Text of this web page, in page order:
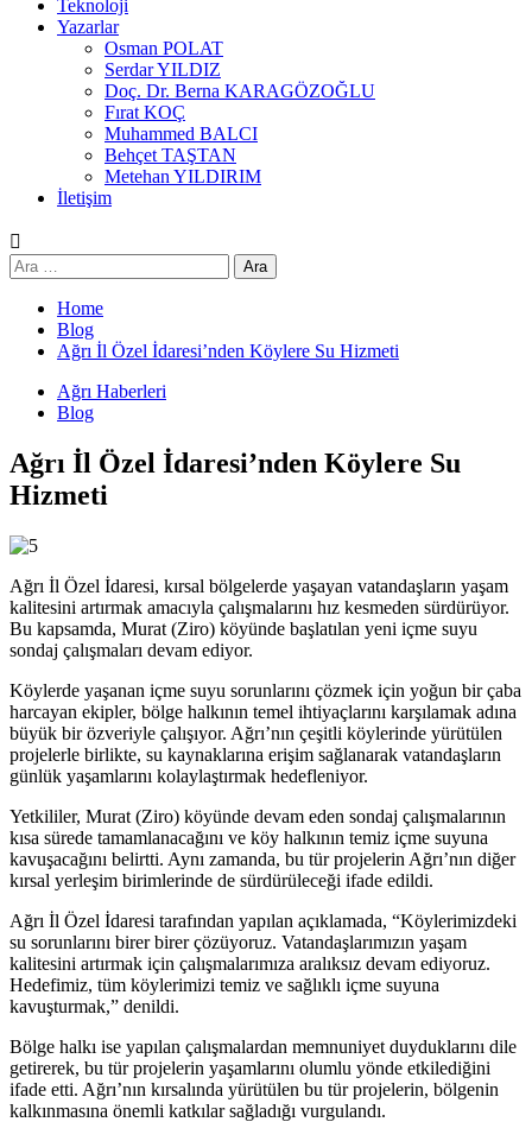
Teknoloji
Yazarlar
Osman POLAT
Serdar YILDIZ
Doç. Dr. Berna KARAGÖZOĞLU
Fırat KOÇ
Muhammed BALCI
Behçet TAŞTAN
Metehan YILDIRIM
İletişim
Arama:
Home
Blog
Ağrı İl Özel İdaresi’nden Köylere Su Hizmeti
Ağrı Haberleri
Blog
Ağrı İl Özel İdaresi’nden Köylere Su
Hizmeti
Ağrı İl Özel İdaresi, kırsal bölgelerde yaşayan vatandaşların yaşam
kalitesini artırmak amacıyla çalışmalarını hız kesmeden sürdürüyor.
Bu kapsamda, Murat (Ziro) köyünde başlatılan yeni içme suyu
sondaj çalışmaları devam ediyor.
Köylerde yaşanan içme suyu sorunlarını çözmek için yoğun bir çaba
harcayan ekipler, bölge halkının temel ihtiyaçlarını karşılamak adına
büyük bir özveriyle çalışıyor. Ağrı’nın çeşitli köylerinde yürütülen
projelerle birlikte, su kaynaklarına erişim sağlanarak vatandaşların
günlük yaşamlarını kolaylaştırmak hedefleniyor.
Yetkililer, Murat (Ziro) köyünde devam eden sondaj çalışmalarının
kısa sürede tamamlanacağını ve köy halkının temiz içme suyuna
kavuşacağını belirtti. Aynı zamanda, bu tür projelerin Ağrı’nın diğer
kırsal yerleşim birimlerinde de sürdürüleceği ifade edildi.
Ağrı İl Özel İdaresi tarafından yapılan açıklamada, “Köylerimizdeki
su sorunlarını birer birer çözüyoruz. Vatandaşlarımızın yaşam
kalitesini artırmak için çalışmalarımıza aralıksız devam ediyoruz.
Hedefimiz, tüm köylerimizi temiz ve sağlıklı içme suyuna
kavuşturmak,” denildi.
Bölge halkı ise yapılan çalışmalardan memnuniyet duyduklarını dile
getirerek, bu tür projelerin yaşamlarını olumlu yönde etkilediğini
ifade etti. Ağrı’nın kırsalında yürütülen bu tür projelerin, bölgenin
kalkınmasına önemli katkılar sağladığı vurgulandı.